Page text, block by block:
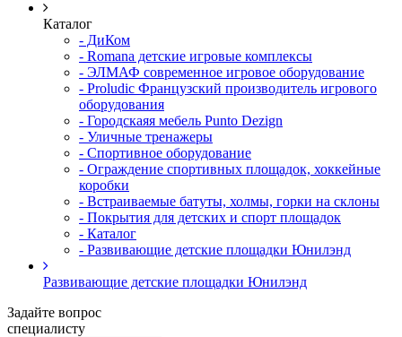
Каталог
- ДиКом
- Romana детские игровые комплексы
- ЭЛМАФ современное игровое оборудование
- Proludic Французский производитель игрового
оборудования
- Городскаяя мебель Punto Dezign
- Уличные тренажеры
- Спортивное оборудование
- Ограждение спортивных площадок, хоккейные
коробки
- Встраиваемые батуты, холмы, горки на склоны
- Покрытия для детских и спорт площадок
- Каталог
- Развивающие детские площадки Юнилэнд
Развивающие детские площадки Юнилэнд
Задайте вопрос
специалисту